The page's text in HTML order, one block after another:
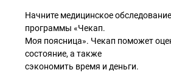
Начните медицинское
программы «Чекап.
Моя поясница». Чекап поможет
состояние, а также
сэкономить время и деньги.